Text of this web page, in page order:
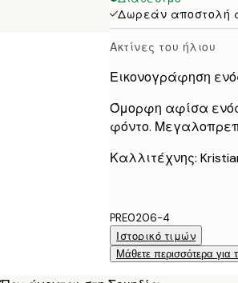
100x150 cm
Δωρεάν αποστολή
Ακτίνες του ήλιου
Εικονογράφηση
Όμορφη αφίσα
φόντο.
Καλλιτέχνης:
PRE0206-4
Ιστορικό τιμών
Μάθετε περισσότερα για